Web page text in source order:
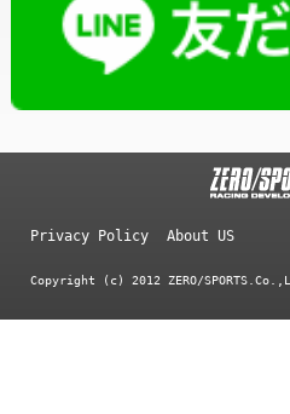
Privacy Policy About US
Copyright (c) 2012 ZERO/